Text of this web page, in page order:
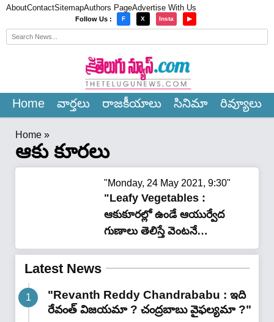
AboutContactSitemapAuthors PageAdvertise With Us
Follow Us : F X Insta ▶
Home వార్త‌లు రాజ‌కీయాలు సినిమా రివ్యూలు
Home »
ఆకు కూరలు
"Monday, 24 May 2021, 9:30"
"Leafy Vegetables :
ఆకుకూరల్లో ఉండే ఆయుర్వేద
గుణాలు తెలిస్తే వెంటనే
వండుకొని తినేస్తారు"
Latest News
"Revanth Reddy Chandrababu : ఇది
రేవంత్ విజయమా ? చంద్రబాబు వైఫల్యమా ?"